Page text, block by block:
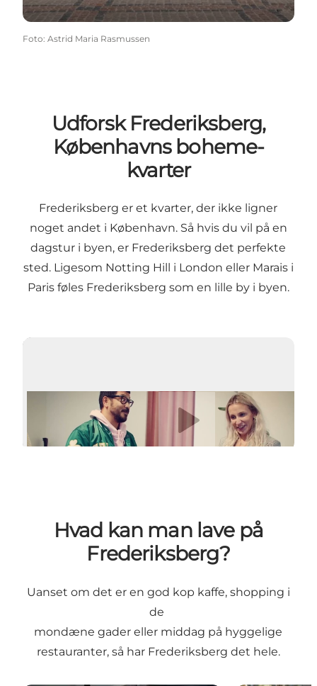
Foto: Astrid Maria Rasmussen
Udforsk Frederiksberg,
Københavns boheme-
kvarter
Frederiksberg er et kvarter, der ikke ligner
noget andet i København. Så hvis du vil på en
dagstur i byen, er Frederiksberg det perfekte
sted. Ligesom Notting Hill i London eller Marais i
Paris føles Frederiksberg som en lille by i byen.
Afspil video
Hvad kan man lave på
Frederiksberg?
Uanset om det er en god kop kaffe, shopping i
de
mondæne gader eller middag på hyggelige
restauranter, så har Frederiksberg det hele.